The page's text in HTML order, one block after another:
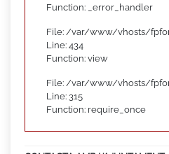
Function: _error_handler
File: /var/www/vhosts/
Line: 434
Function: view
File: /var/www/vhosts/
Line: 315
Function: require_once